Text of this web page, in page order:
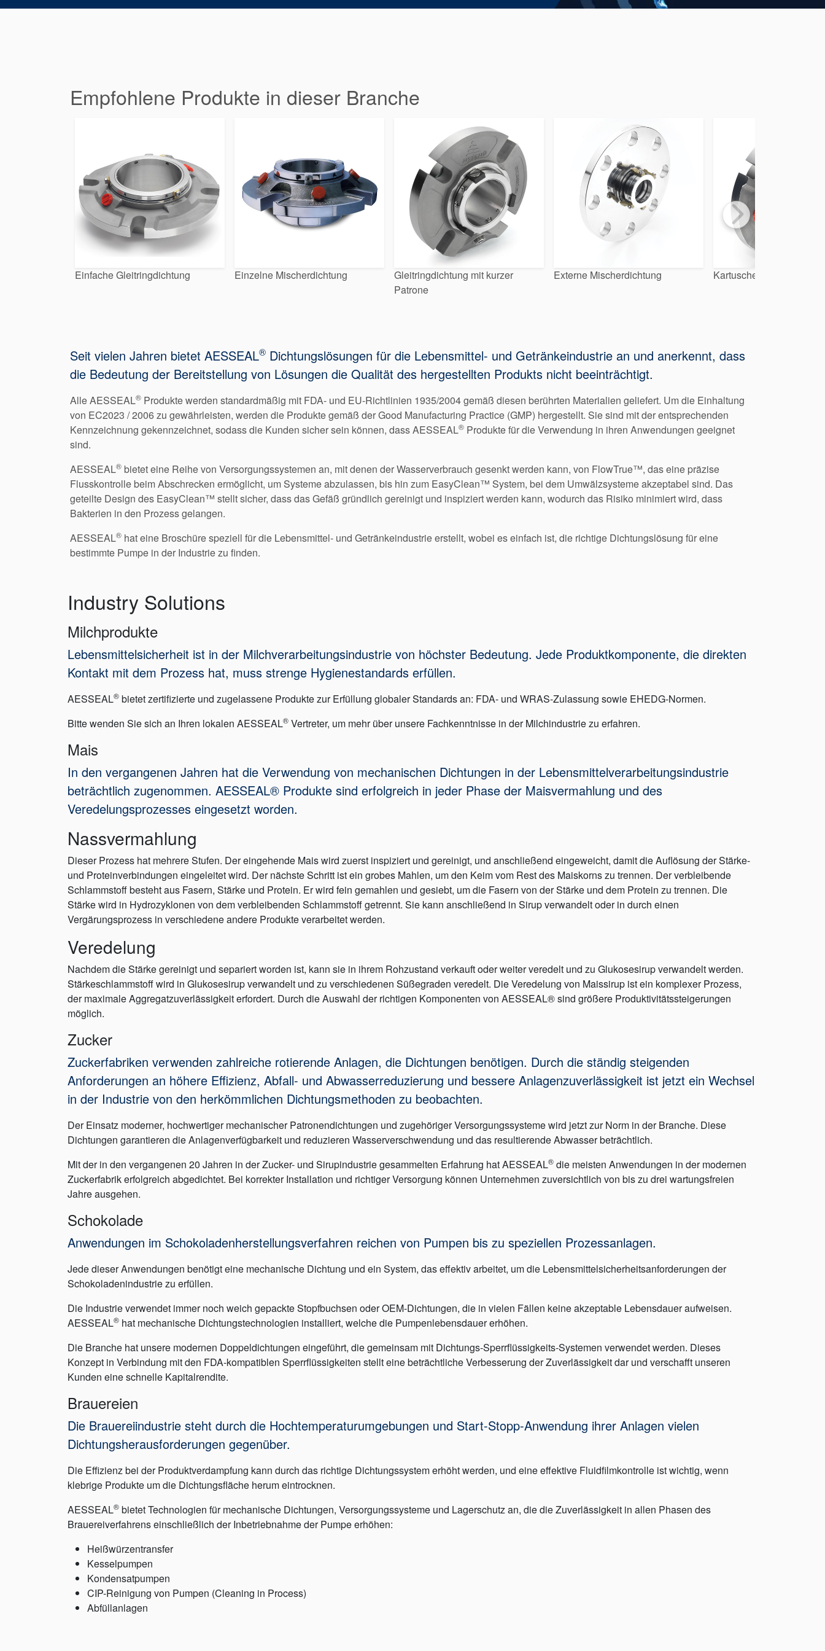
Empfohlene Produkte in dieser Branche
Einfache Gleitringdichtung Einzelne Mischerdichtung
Gleitringdichtung mit kurzer
Patrone
Externe Mischerdichtung Kartusche Double für
Seit vielen Jahren bietet AESSEAL® Dichtungslösungen für die Lebensmittel- und Getränkeindustrie an und anerkennt, dass
die Bedeutung der Bereitstellung von Lösungen die Qualität des hergestellten Produkts nicht beeinträchtigt.
Alle AESSEAL® Produkte werden standardmäßig mit FDA- und EU-Richtlinien 1935/2004 gemäß diesen berührten Materialien geliefert. Um die Einhaltung
von EC2023 / 2006 zu gewährleisten, werden die Produkte gemäß der Good Manufacturing Practice (GMP) hergestellt. Sie sind mit der entsprechenden
Kennzeichnung gekennzeichnet, sodass die Kunden sicher sein können, dass AESSEAL® Produkte für die Verwendung in ihren Anwendungen geeignet
sind.
AESSEAL® bietet eine Reihe von Versorgungssystemen an, mit denen der Wasserverbrauch gesenkt werden kann, von FlowTrue™, das eine präzise
Flusskontrolle beim Abschrecken ermöglicht, um Systeme abzulassen, bis hin zum EasyClean™ System, bei dem Umwälzsysteme akzeptabel sind. Das
geteilte Design des EasyClean™ stellt sicher, dass das Gefäß gründlich gereinigt und inspiziert werden kann, wodurch das Risiko minimiert wird, dass
Bakterien in den Prozess gelangen.
AESSEAL® hat eine Broschüre speziell für die Lebensmittel- und Getränkeindustrie erstellt, wobei es einfach ist, die richtige Dichtungslösung für eine
bestimmte Pumpe in der Industrie zu finden.
Industry Solutions
Milchprodukte
Lebensmittelsicherheit ist in der Milchverarbeitungsindustrie von höchster Bedeutung. Jede Produktkomponente, die direkten
Kontakt mit dem Prozess hat, muss strenge Hygienestandards erfüllen.
AESSEAL® bietet zertifizierte und zugelassene Produkte zur Erfüllung globaler Standards an: FDA- und WRAS-Zulassung sowie EHEDG-Normen.
Bitte wenden Sie sich an Ihren lokalen AESSEAL® Vertreter, um mehr über unsere Fachkenntnisse in der Milchindustrie zu erfahren.
Mais
In den vergangenen Jahren hat die Verwendung von mechanischen Dichtungen in der Lebensmittelverarbeitungsindustrie
beträchtlich zugenommen. AESSEAL® Produkte sind erfolgreich in jeder Phase der Maisvermahlung und des
Veredelungsprozesses eingesetzt worden.
Nassvermahlung
Dieser Prozess hat mehrere Stufen. Der eingehende Mais wird zuerst inspiziert und gereinigt, und anschließend eingeweicht, damit die Auflösung der Stärke-
und Proteinverbindungen eingeleitet wird. Der nächste Schritt ist ein grobes Mahlen, um den Keim vom Rest des Maiskorns zu trennen. Der verbleibende
Schlammstoff besteht aus Fasern, Stärke und Protein. Er wird fein gemahlen und gesiebt, um die Fasern von der Stärke und dem Protein zu trennen. Die
Stärke wird in Hydrozyklonen von dem verbleibenden Schlammstoff getrennt. Sie kann anschließend in Sirup verwandelt oder in durch einen
Vergärungsprozess in verschiedene andere Produkte verarbeitet werden.
Veredelung
Nachdem die Stärke gereinigt und separiert worden ist, kann sie in ihrem Rohzustand verkauft oder weiter veredelt und zu Glukosesirup verwandelt werden.
Stärkeschlammstoff wird in Glukosesirup verwandelt und zu verschiedenen Süßegraden veredelt. Die Veredelung von Maissirup ist ein komplexer Prozess,
der maximale Aggregatzuverlässigkeit erfordert. Durch die Auswahl der richtigen Komponenten von AESSEAL® sind größere Produktivitätssteigerungen
möglich.
Zucker
Zuckerfabriken verwenden zahlreiche rotierende Anlagen, die Dichtungen benötigen. Durch die ständig steigenden
Anforderungen an höhere Effizienz, Abfall- und Abwasserreduzierung und bessere Anlagenzuverlässigkeit ist jetzt ein Wechsel
in der Industrie von den herkömmlichen Dichtungsmethoden zu beobachten.
Der Einsatz moderner, hochwertiger mechanischer Patronendichtungen und zugehöriger Versorgungssysteme wird jetzt zur Norm in der Branche. Diese
Dichtungen garantieren die Anlagenverfügbarkeit und reduzieren Wasserverschwendung und das resultierende Abwasser beträchtlich.
Mit der in den vergangenen 20 Jahren in der Zucker- und Sirupindustrie gesammelten Erfahrung hat AESSEAL® die meisten Anwendungen in der modernen
Zuckerfabrik erfolgreich abgedichtet. Bei korrekter Installation und richtiger Versorgung können Unternehmen zuversichtlich von bis zu drei wartungsfreien
Jahre ausgehen.
Schokolade
Anwendungen im Schokoladenherstellungsverfahren reichen von Pumpen bis zu speziellen Prozessanlagen.
Jede dieser Anwendungen benötigt eine mechanische Dichtung und ein System, das effektiv arbeitet, um die Lebensmittelsicherheitsanforderungen der
Schokoladenindustrie zu erfüllen.
Die Industrie verwendet immer noch weich gepackte Stopfbuchsen oder OEM-Dichtungen, die in vielen Fällen keine akzeptable Lebensdauer aufweisen.
AESSEAL® hat mechanische Dichtungstechnologien installiert, welche die Pumpenlebensdauer erhöhen.
Die Branche hat unsere modernen Doppeldichtungen eingeführt, die gemeinsam mit Dichtungs-Sperrflüssigkeits-Systemen verwendet werden. Dieses
Konzept in Verbindung mit den FDA-kompatiblen Sperrflüssigkeiten stellt eine beträchtliche Verbesserung der Zuverlässigkeit dar und verschafft unseren
Kunden eine schnelle Kapitalrendite.
Brauereien
Die Brauereiindustrie steht durch die Hochtemperaturumgebungen und Start-Stopp-Anwendung ihrer Anlagen vielen
Dichtungsherausforderungen gegenüber.
Die Effizienz bei der Produktverdampfung kann durch das richtige Dichtungssystem erhöht werden, und eine effektive Fluidfilmkontrolle ist wichtig, wenn
klebrige Produkte um die Dichtungsfläche herum eintrocknen.
AESSEAL® bietet Technologien für mechanische Dichtungen, Versorgungssysteme und Lagerschutz an, die die Zuverlässigkeit in allen Phasen des
Brauereiverfahrens einschließlich der Inbetriebnahme der Pumpe erhöhen:
Heißwürzentransfer
Kesselpumpen
Kondensatpumpen
CIP-Reinigung von Pumpen (Cleaning in Process)
Abfüllanlagen